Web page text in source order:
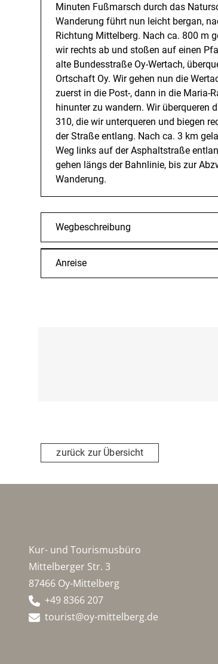
Minuten Fußmarsch durch das
Wanderung führt nun leicht bergan,
Richtung Mittelberg. Nach ca. 800 m
wir rechts ab und stoßen auf einen
alte Bundesstraße Oy-Wertach,
Ortschaft Oy. Wir gehen nun die
zuerst in die Post-, dann in die Maria-
hinunter zu wandern. Wir überqueren
310, die wir unterqueren und biegen
der Straße entlang. Nach ca. 3 km
Weg links auf der Asphaltstraße
gehen längs der Bahnlinie, bis zur
Wanderung.
Wegbeschreibung
Anreise
zurück zur Übersicht
Kur- und Tourismusbüro
Mittelberger Str. 3
87466 Oy-Mittelberg
+49 8366 207
tourist@oy-mittelberg.de